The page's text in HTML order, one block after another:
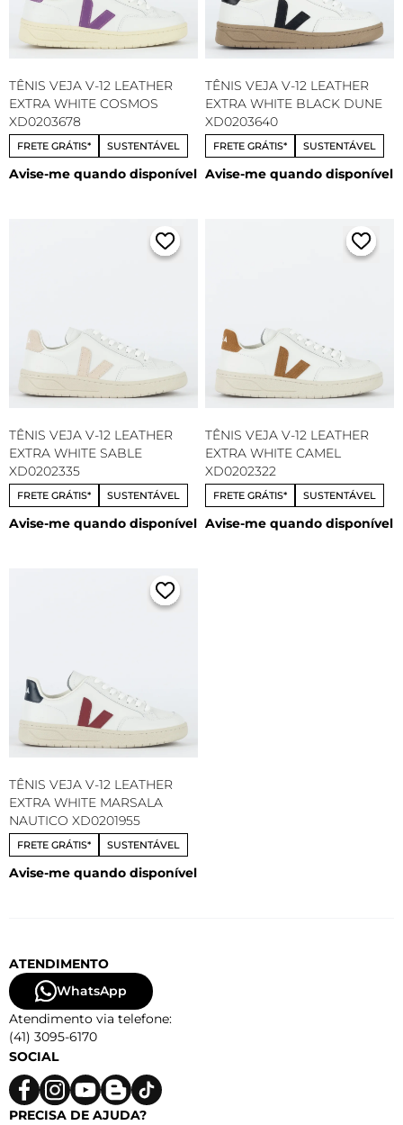
TÊNIS VEJA V-12 LEATHER
EXTRA WHITE COSMOS
XD0203678
FRETE GRÁTIS* SUSTENTÁVEL
Avise-me quando disponível
TÊNIS VEJA V-12 LEATHER
EXTRA WHITE BLACK DUNE
XD0203640
FRETE GRÁTIS* SUSTENTÁVEL
Avise-me quando disponível
TÊNIS VEJA V-12 LEATHER
EXTRA WHITE SABLE
XD0202335
FRETE GRÁTIS* SUSTENTÁVEL
Avise-me quando disponível
TÊNIS VEJA V-12 LEATHER
EXTRA WHITE CAMEL
XD0202322
FRETE GRÁTIS* SUSTENTÁVEL
Avise-me quando disponível
TÊNIS VEJA V-12 LEATHER
EXTRA WHITE MARSALA
NAUTICO XD0201955
FRETE GRÁTIS* SUSTENTÁVEL
Avise-me quando disponível
ATENDIMENTO
WhatsApp
Atendimento via telefone:
(41) 3095-6170
SOCIAL
PRECISA DE AJUDA?